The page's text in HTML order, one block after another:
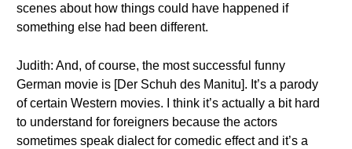
scenes about how things could have happened if
something else had been different.
Judith: And, of course, the most successful funny
German movie is [Der Schuh des Manitu]. It’s a parody
of certain Western movies. I think it’s actually a bit hard
to understand for foreigners because the actors
sometimes speak dialect for comedic effect and it’s a